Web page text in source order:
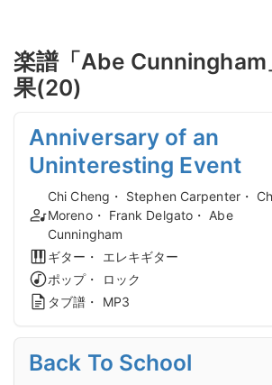
楽譜「Abe Cunningham
果(20)
Anniversary of an
Uninteresting Event
Chi Cheng・ Stephen Carpenter・
Moreno・ Frank Delgato・ Abe
Cunningham
ギター・ エレキギター
ポップ・ ロック
タブ譜・ MP3
Back To School